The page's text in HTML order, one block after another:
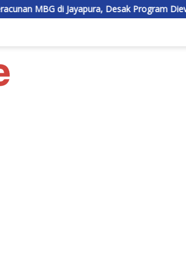
Desak Program Dievaluasi Total